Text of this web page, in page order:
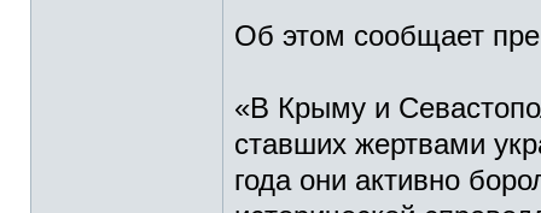
Об этом сообщает
«В Крыму и
ставших жертвами
года они активно